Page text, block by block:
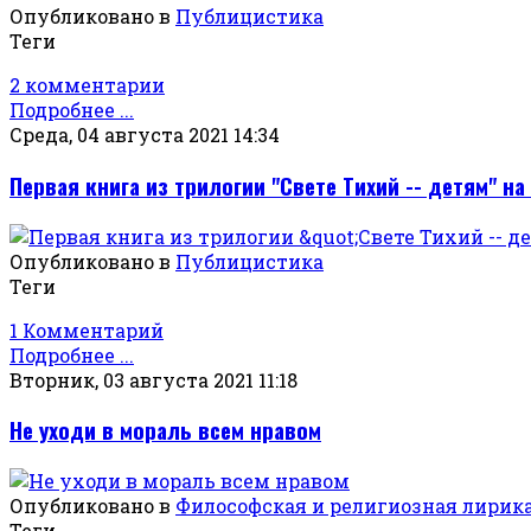
Опубликовано в Публицистика
Теги
2 комментарии
Подробнее ...
Среда, 04 августа 2021 14:34
Первая книга из трилогии "Свете Тихий -- детям" на
Опубликовано в Публицистика
Теги
1 Комментарий
Подробнее ...
Вторник, 03 августа 2021 11:18
Не уходи в мораль всем нравом
Опубликовано в Философская и религиозная